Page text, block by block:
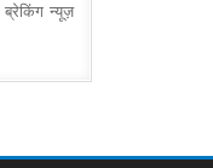
ब्रेकिंग न्यूज़